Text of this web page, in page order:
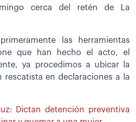
cerca del retén de La
las herramientas
que han hecho el acto, el
ya procedimos a ubicar la
rescatista en declaraciones a la
Dictan detención preventiva